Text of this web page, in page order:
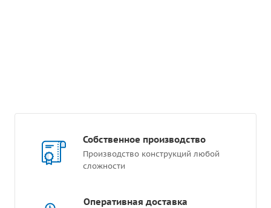
Собственное производство
Производство конструкций любой
сложности
Оперативная доставка